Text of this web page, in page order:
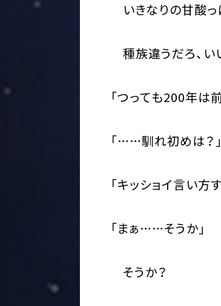
いきなりの甘酸っ
種族違うだろ、い
「つっても200年は
「……馴れ初めは？」
「キッショイ言い
「まぁ……そうか」
そうか？